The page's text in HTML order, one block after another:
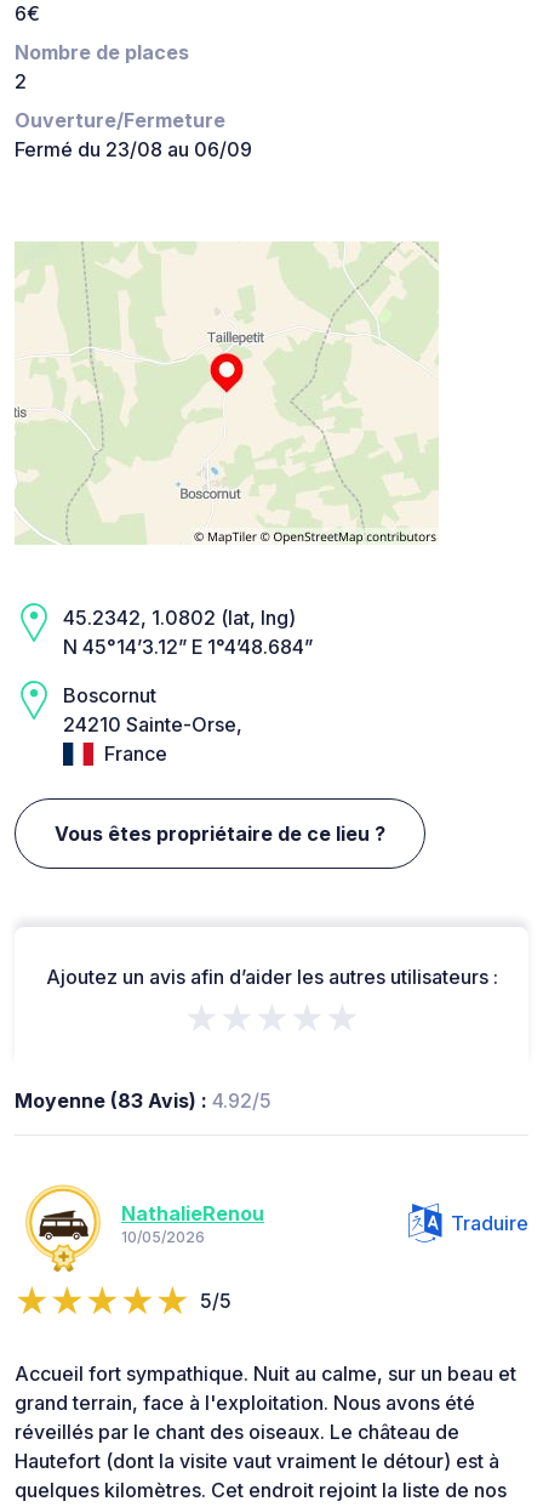
6€
Nombre de places
2
Ouverture/Fermeture
Fermé du 23/08 au 06/09
45.2342, 1.0802 (lat, lng)
N 45°14’3.12” E 1°4’48.684”
Boscornut
24210 Sainte-Orse,
France
Vous êtes propriétaire de ce lieu ?
Ajoutez un avis afin d’aider les autres utilisateurs :
★★★★★
Moyenne (83 Avis) : 4.92/5
NathalieRenou
10/05/2026
Traduire
5/5
Accueil fort sympathique. Nuit au calme, sur un beau et
grand terrain, face à l'exploitation. Nous avons été
réveillés par le chant des oiseaux. Le château de
Hautefort (dont la visite vaut vraiment le détour) est à
quelques kilomètres. Cet endroit rejoint la liste de nos